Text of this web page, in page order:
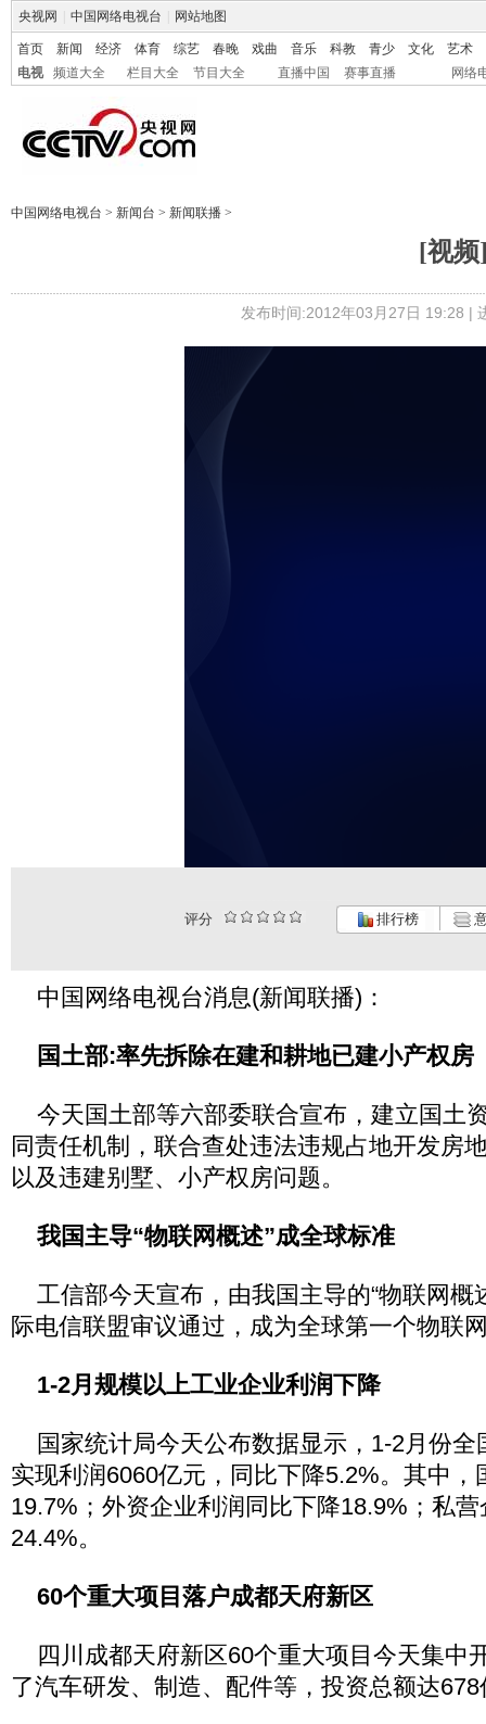
央视网 中国网络电视台 网站地图
首页 新闻 经济 体育 综艺 春晚 戏曲 音乐 科教 青少 文化
艺术
电视
频道大全 栏目大全 节目大全 直播中国 赛事直播 网络
中国网络电视台 > 新闻台 > 新闻联播 >
[视频
发布时间:2012年03月27日 19:28 |
评分 排行榜
中国网络电视台消息(新闻联播)：
国土部:率先拆除在建和耕地已建小产权房
今天国土部等六部委联合宣布，建立国土
同责任机制，联合查处违法违规占地开发房
以及违建别墅、小产权房问题。
我国主导“物联网概述”成全球标准
工信部今天宣布，由我国主导的“物联网概
际电信联盟审议通过，成为全球第一个物联
1-2月规模以上工业企业利润下降
国家统计局今天公布数据显示，1-2月份全
实现利润6060亿元，同比下降5.2%。其中，
19.7%；外资企业利润同比下降18.9%；私
24.4%。
60个重大项目落户成都天府新区
四川成都天府新区60个重大项目今天集中
了汽车研发、制造、配件等，投资总额达678